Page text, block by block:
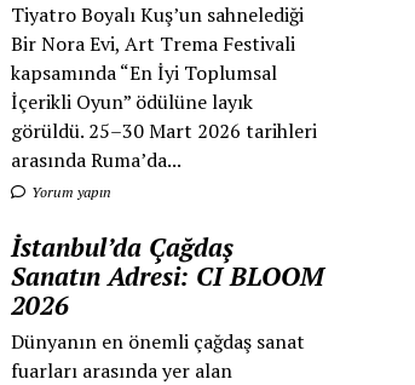
Tiyatro Boyalı Kuş’un sahnelediği
Bir Nora Evi, Art Trema Festivali
kapsamında “En İyi Toplumsal
İçerikli Oyun” ödülüne layık
görüldü. 25–30 Mart 2026 tarihleri
arasında Ruma’da...
Yorum yapın
İstanbul’da Çağdaş
Sanatın Adresi: CI BLOOM
2026
Dünyanın en önemli çağdaş sanat
fuarları arasında yer alan